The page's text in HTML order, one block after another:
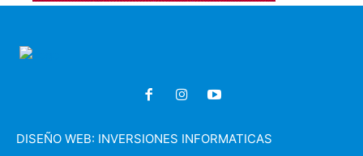
DISEÑO WEB: INVERSIONES INFORMATICAS